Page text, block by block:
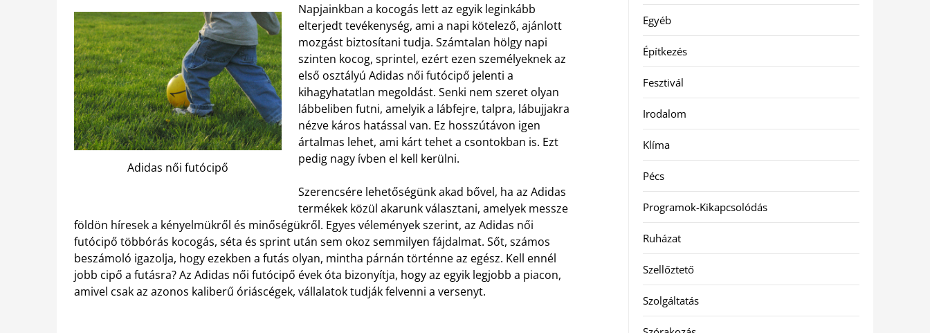
Adidas női futócipő
Napjainkban a kocogás lett az egyik leginkább
elterjedt tevékenység, ami a napi kötelező, ajánlott
mozgást biztosítani tudja. Számtalan hölgy napi
szinten kocog, sprintel, ezért ezen személyeknek az
első osztályú Adidas női futócipő jelenti a
kihagyhatatlan megoldást. Senki nem szeret olyan
lábbeliben futni, amelyik a lábfejre, talpra, lábujjakra
nézve káros hatással van. Ez hosszútávon igen
ártalmas lehet, ami kárt tehet a csontokban is. Ezt
pedig nagy ívben el kell kerülni.
Szerencsére lehetőségünk akad bővel, ha az Adidas
termékek közül akarunk választani, amelyek messze
földön híresek a kényelmükről és minőségükről. Egyes vélemények szerint, az Adidas női
futócipő többórás kocogás, séta és sprint után sem okoz semmilyen fájdalmat. Sőt, számos
beszámoló igazolja, hogy ezekben a futás olyan, mintha párnán történne az egész. Kell ennél
jobb cipő a futásra? Az Adidas női futócipő évek óta bizonyítja, hogy az egyik legjobb a piacon,
amivel csak az azonos kaliberű óriáscégek, vállalatok tudják felvenni a versenyt.
Egyéb
Építkezés
Fesztivál
Irodalom
Klíma
Pécs
Programok-Kikapcsolódás
Ruházat
Szellőztető
Szolgáltatás